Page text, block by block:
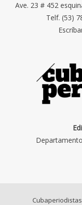
Ave. 23 # 452
Telf. (53)